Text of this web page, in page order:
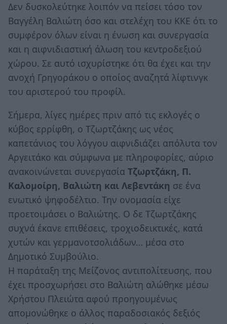
Δεν δυσκολεύτηκε λοιπόν να πείσει τόσο τον
Βαγγέλη Βαλιώτη όσο και στελέχη του ΚΚΕ ότι το
συμφέρον όλων είναι η ένωση και συνεργασία
και η αιφνιδιαστική άλωση του κεντροδεξιού
χώρου. Σε αυτό ισχυρίστηκε ότι θα έχει και την
ανοχή Γρηγοράκου ο οποίος αναζητά λίφτινγκ
του αριστερού του προφίλ.
Σήμερα, λίγες ημέρες πριν από τις εκλογές ο
κύβος ερρίφθη, ο Τζωρτζάκης ως νέος
καπετάνιος του λόγγου αιφνιδιάζει απόλυτα τον
Αργειτάκο και σύμφωνα με πληροφορίες, αύριο
ανακοινώνεται συνεργασία Τζωρτζάκη, Π.
Καλομοίρη, Βαλιώτη και Λεβεντάκη σε ένα
ενωτικό ψηφοδέλτιο. Την ονομασία είχε
προετοιμάσει ο Βαλιώτης. Ο δε Τζωρτζάκης
συχνά έκανε επιθέσεις, τροχιοδεικτικές, κατά
χυτών και γερμανοτσολιάδων… μέσα στο
Δημοτικό Συμβούλιο.
Η παράταξη της Μείζονος αντιπολίτευσης, που
έχει προσχωρήσει στο Βαλιώτη αλώθηκε μέσω
Χρήστου Πλειώτα αφού προηγουμένως
απομονώθηκε ο άλλος παραδοσιακός δεξιός